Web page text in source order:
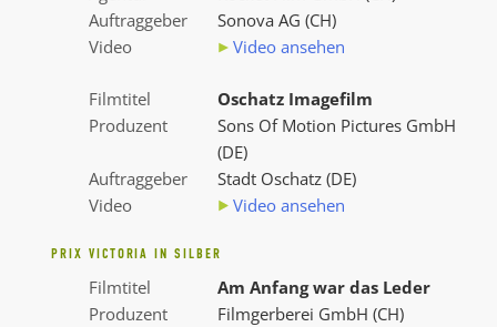
Auftraggeber
Sonova AG (CH)
Video
Video ansehen
Filmtitel
Oschatz Imagefilm
Produzent
Sons Of Motion Pictures GmbH
(DE)
Auftraggeber
Stadt Oschatz (DE)
Video
Video ansehen
PRIX VICTORIA IN SILBER
Filmtitel
Am Anfang war das Leder
Produzent
Filmgerberei GmbH (CH)